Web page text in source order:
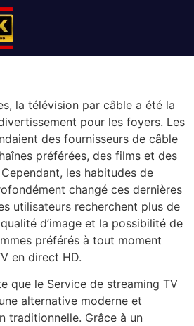
la télévision par câble a été la
pour les foyers. Les
des fournisseurs de câble
préférées, des films et des
les habitudes de
changé ces dernières
utilisateurs recherchent plus de
d’image et la possibilité de
préférés à tout moment
en direct HD.
que le Service de streaming TV
alternative moderne et
traditionnelle. Grâce à un